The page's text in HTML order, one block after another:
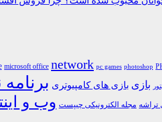
microsoft office network pc games photoshop
بازی بازی های کامپیوتری
تراشه مجله الکترونیکی چیپست وب و